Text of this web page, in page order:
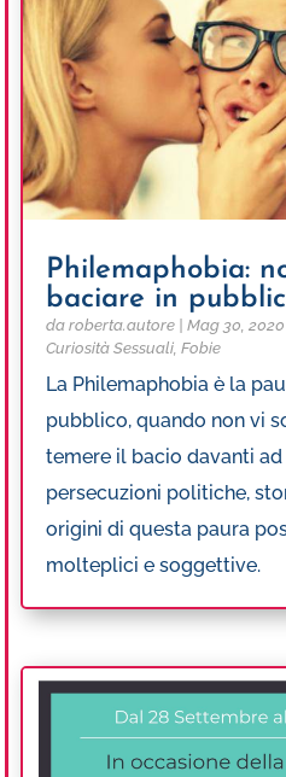
Articolo
Philemaphobia:
baciare in
daroberta.autore |Mag 30, 2020
Curiosità Sessuali ,Fobie
La Philemaphobia è la
pubblico, quando non vi
temere il bacio davanti
persecuzioni politiche,
origini di questa paura
molteplici e soggettive.